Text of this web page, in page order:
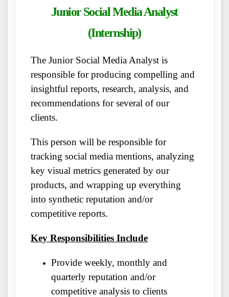
Junior Social Media Analyst
(Internship)
The Junior Social Media Analyst is
responsible for producing compelling and
insightful reports, research, analysis, and
recommendations for several of our
clients.
This person will be responsible for
tracking social media mentions, analyzing
key visual metrics generated by our
products, and wrapping up everything
into synthetic reputation and/or
competitive reports.
Key Responsibilities Include
Provide weekly, monthly and
quarterly reputation and/or
competitive analysis to clients